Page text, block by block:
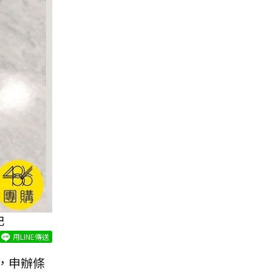
用LINE傳送
申辦條